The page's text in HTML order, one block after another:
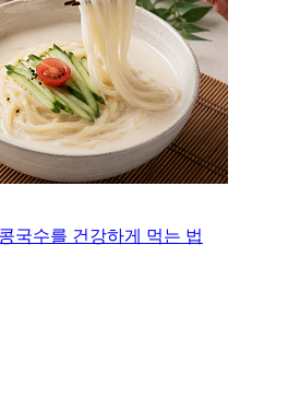
국수를 건강하게 먹는 법